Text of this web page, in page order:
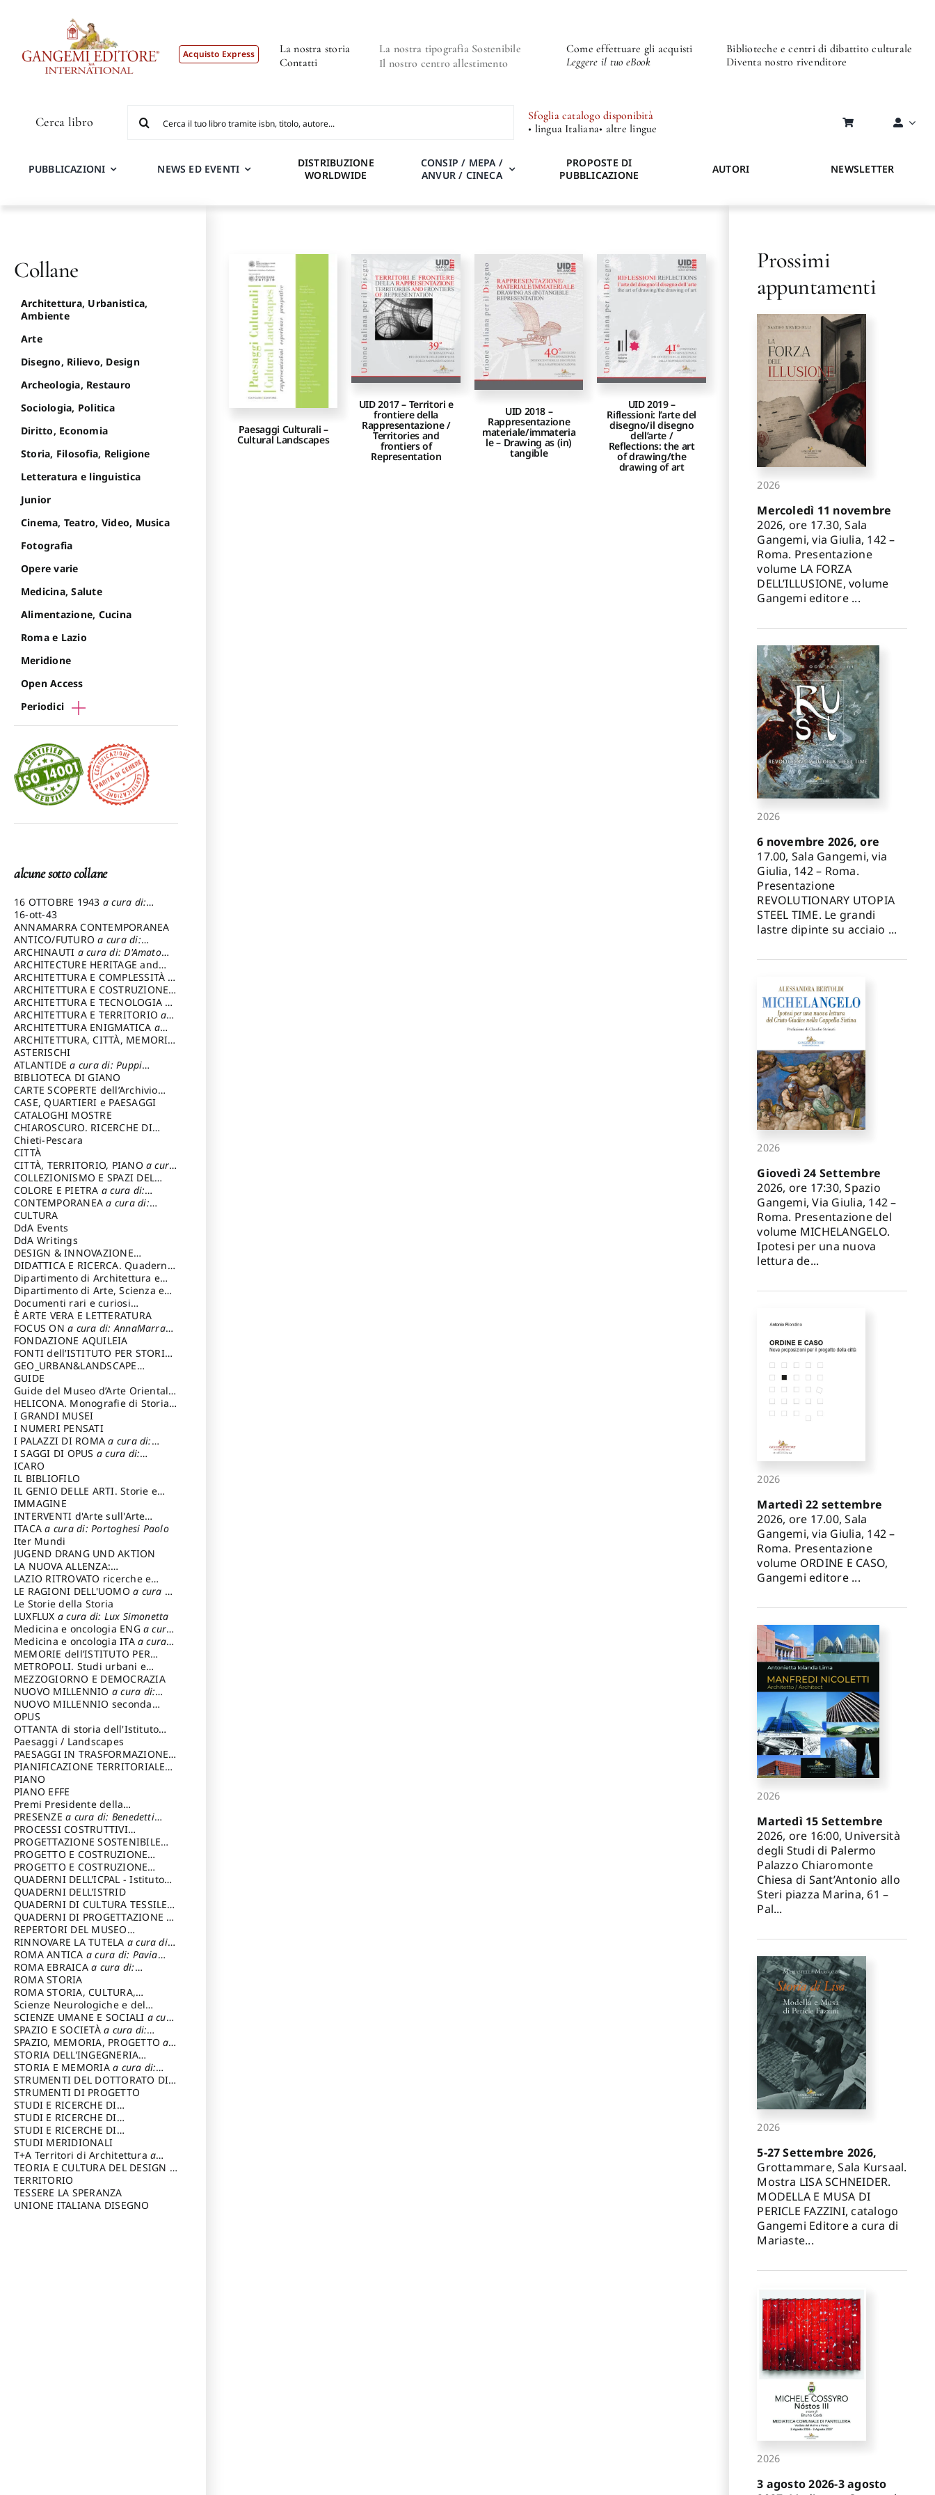
Acquisto Express
La nostra storia
Contatti
La nostra tipografia Sostenibile
Il nostro centro allestimento
Come effettuare gli acquisti
Leggere il tuo eBook
Biblioteche e centri di dibattito culturale
Diventa nostro rivenditore
Cerca libro
per:
Sfoglia catalogo disponibità
• lingua Italiana• altre lingue
PUBBLICAZIONI NEWS ED EVENTI
DISTRIBUZIONE
WORLDWIDE
CONSIP / MEPA /
ANVUR / CINECA
PROPOSTE DI
PUBBLICAZIONE
AUTORI NEWSLETTER
Paesaggi Culturali –
Cultural Landscapes
UID 2017 – Territori e
frontiere della
Rappresentazione /
Territories and
frontiers of
Representation
UID 2018 –
Rappresentazione
materiale/immateria
le – Drawing as (in)
tangible
UID 2019 –
Riflessioni: l’arte del
disegno/il disegno
dell’arte /
Reflections: the art
of drawing/the
drawing of art
Collane
Architettura, Urbanistica,
Ambiente
Arte
Disegno, Rilievo, Design
Archeologia, Restauro
Sociologia, Politica
Diritto, Economia
Storia, Filosofia, Religione
Letteratura e linguistica
Junior
Cinema, Teatro, Video, Musica
Fotografia
Opere varie
Medicina, Salute
Alimentazione, Cucina
Roma e Lazio
Meridione
Open Access
Periodici
alcune sotto collane
16 OTTOBRE 1943 a cura di:
Pezzetti Marcello
16-ott-43
ANNAMARRA CONTEMPORANEA
ANTICO/FUTUROa cura di:
Varagnoli Claudio
ARCHINAUTI a cura di: D'Amato
Claudio
ARCHITECTURE HERITAGE and
DESIGN
ARCHITETTURA E COMPLESSITÀ a
cura di: Piva Antonio
ARCHITETTURA E COSTRUZIONEa
cura di: Poretti Sergio
ARCHITETTURA E TECNOLOGIA a
cura di: Carrara Gianfranco
ARCHITETTURA E TERRITORIOa
cura di: Pietrogrande Enrico
ARCHITETTURA ENIGMATICA a
cura di: Lenci Ruggero
ARCHITETTURA, CITTÀ, MEMORIA
a cura di: Valeriani Enrico
ASTERISCHI
ATLANTIDEa cura di: Puppi
Lionello
BIBLIOTECA DI GIANO
CARTE SCOPERTE dell’Archivio
Storico Capitolino
CASE, QUARTIERI e PAESAGGI
CATALOGHI MOSTRE
CHIAROSCURO. RICERCHE DI
STORIA E STORIA DELL'ARTE
cura di: Di Carpegna Falconieri
Tommaso
Chieti-Pescara
CITTÀ
CITTÀ, TERRITORIO, PIANO a cura
di: Imbesi Giuseppe
COLLEZIONISMO E SPAZI DEL
COLLEZIONISMO a cura di:
Magnani Lauro
COLORE E PIETRA a cura di:
Selvaggi Giuseppe
CONTEMPORANEAa cura di:
Gubinelli Luna
CULTURA
DdA Events
DdA Writings
DESIGN & INNOVAZIONE
TECNOLOGICAa cura di: Vallicelli
Andrea
DIDATTICA E RICERCA. Quaderni
della Scuola
Dipartimento di Architettura e
Analisi della Città Mediterranea
Dipartimento di Arte, Scienza e
Tecnica del Costuire
Documenti rari e curiosi
dall'Archivio Segreto
È ARTE VERA E LETTERATURA
FOCUS ONa cura di: AnnaMarra
Contemporanea
FONDAZIONE AQUILEIA
FONTI dell’ISTITUTO PER STORIA
DEL RISORGIMENTO
GEO_URBAN&LANDSCAPE
PLANNING (GULP)
Trusiani Elio
GUIDE
Guide del Museo d’Arte Orientale
“Giuseppe Tucci”
HELICONA. Monografie di Storia
dell'Artea cura di: Gallo Marco
I GRANDI MUSEI
I NUMERI PENSATI
I PALAZZI DI ROMAa cura di:
Ippoliti Alessandro
I SAGGI DI OPUS a cura di:
Scalesse Tommaso
ICARO
IL BIBLIOFILO
IL GENIO DELLE ARTI. Storie e
interpretazione
IMMAGINE
INTERVENTI d'Arte sull'Arte
dedicata alla cultura della
conservazione d’arte
Fondazione Paola Droghetti onlus
ITACAa cura di: Portoghesi Paolo
Iter Mundi
JUGEND DRANG UND AKTION
LA NUOVA ALLENZA:
ARCHITETTURA & AMBIENTE
LAZIO RITROVATO ricerche e
restauri
LE RAGIONI DELL'UOMOa cura di:
Lombardi Satriani Luigi
Le Storie della Storia
LUXFLUX a cura di: Lux Simonetta
Medicina e oncologia ENG a cura
di: Lopez Massimo
Medicina e oncologia ITA a cura
di: Lopez Massimo
MEMORIE dell’ISTITUTO PER
STORIA DEL RISORGIMENTO
METROPOLI. Studi urbani e
regionali
MEZZOGIORNO E DEMOCRAZIA
NUOVO MILLENNIO a cura di:
Capaldo Pellegrino
NUOVO MILLENNIO seconda
serie
Francesco
OPUS
OTTANTA di storia dell'Istituto
storia dell’Istitutoa cura di:
Cavalieri Patrizia
Paesaggi / Landscapes
PAESAGGI IN TRASFORMAZIONEa
cura di: Corti Enrico A.
PIANIFICAZIONE TERRITORIALE
URBANISTICA ED AMBIENTALE
cura di: Costa Enrico
PIANO
PIANO EFFE
Premi Presidente della
Repubblica
PRESENZEa cura di: Benedetti
Sandro
PROCESSI COSTRUTTIVI
DELL'ARCHITETTURAa cura di:
Ippoliti Alessandro
PROGETTAZIONE SOSTENIBILE
PARTECIPATA
PROGETTO E COSTRUZIONE
DELL’ARCHITETTURA
PROGETTO E COSTRUZIONE
SOSTENIBILE
QUADERNI DELL'ICPAL - Istituto
centrale per il restauro e la
conservazione del patrimonio
archivistico e librario
QUADERNI DELL'ISTRID
QUADERNI DI CULTURA TESSILEa
cura di: Crispolti Livia
QUADERNI DI PROGETTAZIONE a
cura di: Giura Longo Tommaso
REPERTORI DEL MUSEO
CENTRALE DEL RISORGIMENTOa
cura di: Pizzo Marco
RINNOVARE LA TUTELA a cura di:
Cicalò Enrico
ROMA ANTICA a cura di: Pavia
Carlo
ROMA EBRAICAa cura di:
Procaccia Claudio
ROMA STORIA
ROMA STORIA, CULTURA,
IMMAGINEa cura di: Fagiolo
Marcello
Scienze Neurologiche e del
Comportamento
SCIENZE UMANE E SOCIALI a cura
di: Iannizzi Salvatore
SPAZIO E SOCIETÀa cura di:
Cassetti Roberto
SPAZIO, MEMORIA, PROGETTOa
cura di: Rossi Massimo
STORIA DELL'INGEGNERIA
STRUTTURALE IN ITALIAa cura di:
Poretti Sergio
STORIA E MEMORIAa cura di:
Rossi Lauro
STRUMENTI DEL DOTTORATO DI
RICERCA IN RILIEVO E
RAPPRESENTAZIONE
DELL’ARCHITETTURA E
DELL’AMBIENTEa cura di: Migliari
Riccardo
STRUMENTI DI PROGETTO
STUDI E RICERCHE DI
ARCHEOLOGIA IN SICILIA
di: Pelagatti Paola
STUDI E RICERCHE DI
ARCHITETTURA del Dipartimento
di Architettura Università degli
Studi G. d' Annunzio
STUDI E RICERCHE DI
ARCHITETTURA del Dipartimento
di Architettura Università degli
Studi G. d' Annunzio, Chieti-
Pescaraa cura di: Fusero Paolo
STUDI MERIDIONALI
T+A Territori di Architetturaa
cura di: Ramazzotti Luigi
TEORIA E CULTURA DEL DESIGN a
cura di: Furlanis Giuseppe
TERRITORIO
TESSERE LA SPERANZA
UNIONE ITALIANA DISEGNO
Prossimi
appuntamenti
2026
Mercoledì 11 novembre
2026, ore 17.30, Sala
Gangemi, via Giulia, 142 –
Roma. Presentazione
volume LA FORZA
DELL’ILLUSIONE, volume
Gangemi editore ...
2026
6 novembre 2026, ore
17.00, Sala Gangemi, via
Giulia, 142 – Roma.
Presentazione
REVOLUTIONARY UTOPIA
STEEL TIME. Le grandi
lastre dipinte su acciaio ...
2026
Giovedì 24 Settembre
2026, ore 17:30, Spazio
Gangemi, Via Giulia, 142 –
Roma. Presentazione del
volume MICHELANGELO.
Ipotesi per una nuova
lettura de...
2026
Martedì 22 settembre
2026, ore 17.00, Sala
Gangemi, via Giulia, 142 –
Roma. Presentazione
volume ORDINE E CASO,
Gangemi editore ...
2026
Martedì 15 Settembre
2026, ore 16:00, Università
degli Studi di Palermo
Palazzo Chiaromonte
Chiesa di Sant’Antonio allo
Steri piazza Marina, 61 –
Pal...
2026
5-27 Settembre 2026,
Grottammare, Sala Kursaal.
Mostra LISA SCHNEIDER.
MODELLA E MUSA DI
PERICLE FAZZINI, catalogo
Gangemi Editore a cura di
Mariaste...
2026
3 agosto 2026-3 agosto